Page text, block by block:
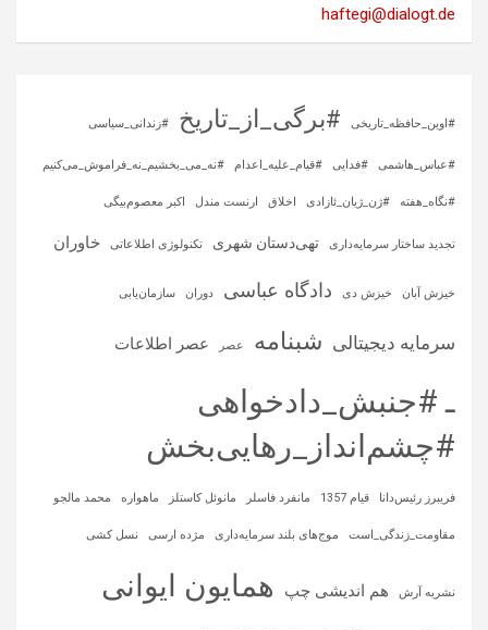
haftegi@dialogt.de
#اوین_حافظه_تاریخی #برگی_از_تاریخ #زندانی_سیاسی
#عباس_هاشمی #فدایی #قیام_علیه_اعدام #نه_می_بخشیم_نه_فراموش_می‌کنیم
#نگاه_هفته #ژن_ژیان_ئازادی اخلاق ارنست مندل اکبر معصوم‌بیگی
تجدید ساختار سرمایه‌داری تهی‌دستان شهری تکنولوژی اطلاعاتی خاوران
خیزش آبان خیزش دی دادگاه عباسی دوران سازمان‌یابی
سرمایه‌ دیجیتالی شبنامه عصر عصر اطلاعات
ـ #جنبش_دادخواهی
#چشم‌انداز_رهایی‌بخش
فریبرز رئیس‌دانا قیام 1357 مانفرد فاسلر مانوئل کاستلز ماهواره‌ محمد مالجو
مقاومت_زندگی_است موج‌های بلند سرمایه‌داری مژده ارسی نسل کشی
نشریه آرش هم اندیشی چپ همایون ایوانی